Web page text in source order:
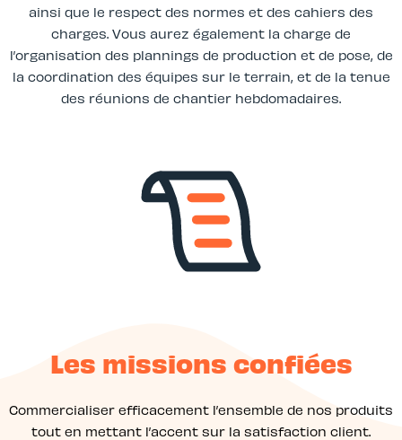
ainsi que le respect des normes et des cahiers des
charges. Vous aurez également la charge de
l’organisation des plannings de production et de pose, de
la coordination des équipes sur le terrain, et de la tenue
des réunions de chantier hebdomadaires.
Les missions confiées
Commercialiser efficacement l’ensemble de nos produits
tout en mettant l’accent sur la satisfaction client.